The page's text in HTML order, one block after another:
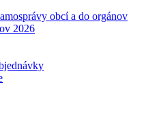
obcí a do orgánov
2026